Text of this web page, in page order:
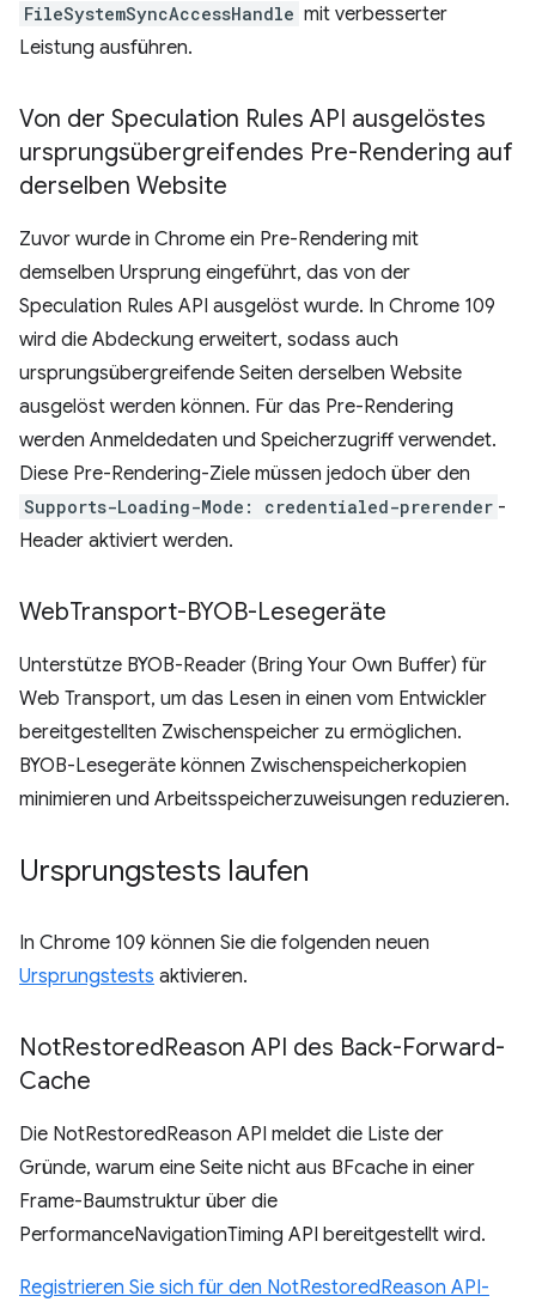
FileSystemSyncAccessHandle mit verbesserter
Leistung ausführen.
Von der Speculation Rules API ausgelöstes
ursprungsübergreifendes Pre-Rendering auf
derselben Website
Zuvor wurde in Chrome ein Pre-Rendering mit
demselben Ursprung eingeführt, das von der
Speculation Rules API ausgelöst wurde. In Chrome 109
wird die Abdeckung erweitert, sodass auch
ursprungsübergreifende Seiten derselben Website
ausgelöst werden können. Für das Pre-Rendering
werden Anmeldedaten und Speicherzugriff verwendet.
Diese Pre-Rendering-Ziele müssen jedoch über den
Supports-Loading-Mode: credentialed-prerender -
Header aktiviert werden.
WebTransport-BYOB-Lesegeräte
Unterstütze BYOB-Reader (Bring Your Own Buffer) für
Web Transport, um das Lesen in einen vom Entwickler
bereitgestellten Zwischenspeicher zu ermöglichen.
BYOB-Lesegeräte können Zwischenspeicherkopien
minimieren und Arbeitsspeicherzuweisungen reduzieren.
Ursprungstests laufen
In Chrome 109 können Sie die folgenden neuen
Ursprungstests aktivieren.
NotRestoredReason API des Back-Forward-
Cache
Die NotRestoredReason API meldet die Liste der
Gründe, warum eine Seite nicht aus BFcache in einer
Frame-Baumstruktur über die
PerformanceNavigationTiming API bereitgestellt wird.
Registrieren Sie sich für den NotRestoredReason API-